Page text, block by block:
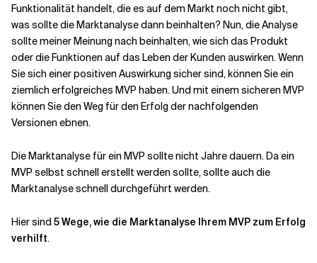
Funktionalität handelt, die es auf dem Markt noch nicht gibt,
was sollte die Marktanalyse dann beinhalten? Nun, die Analyse
sollte meiner Meinung nach beinhalten, wie sich das Produkt
oder die Funktionen auf das Leben der Kunden auswirken. Wenn
Sie sich einer positiven Auswirkung sicher sind, können Sie ein
ziemlich erfolgreiches MVP haben. Und mit einem sicheren MVP
können Sie den Weg für den Erfolg der nachfolgenden
Versionen ebnen.
Die Marktanalyse für ein MVP sollte nicht Jahre dauern. Da ein
MVP selbst schnell erstellt werden sollte, sollte auch die
Marktanalyse schnell durchgeführt werden.
Hier sind 5 Wege, wie die Marktanalyse Ihrem MVP zum Erfolg
verhilft.